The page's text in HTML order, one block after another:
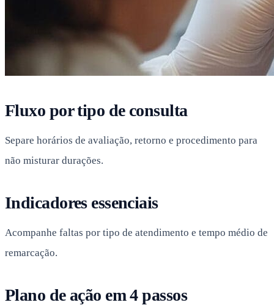
Fluxo por tipo de consulta
Separe horários de avaliação, retorno e procedimento para
não misturar durações.
Indicadores essenciais
Acompanhe faltas por tipo de atendimento e tempo médio de
remarcação.
Plano de ação em 4 passos